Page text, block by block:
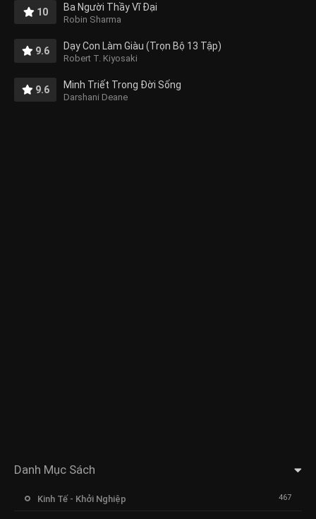
10 Ba Người Thầy Vĩ Đại
Robin Sharma
9.6 Dạy Con Làm Giàu (Trọn Bộ 13 Tập)
Robert T. Kiyosaki
9.6 Minh Triết Trong Đời Sống
Darshani Deane
Danh Mục Sách
Kinh Tế - Khởi Nghiệp 467